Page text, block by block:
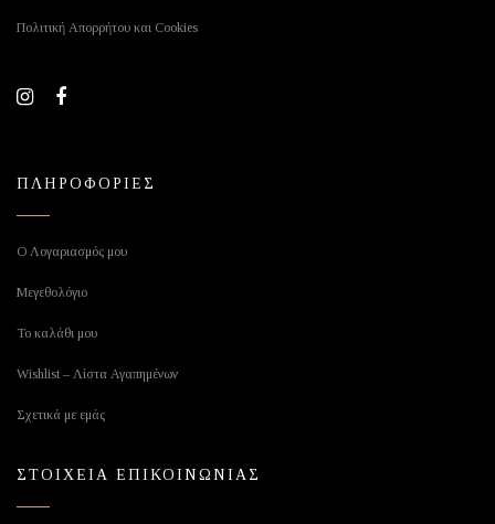
Πολιτική Απορρήτου και Cookies
ΠΛΗΡΟΦΟΡΙΕΣ
Ο Λογαριασμός μου
Μεγεθολόγιο
Το καλάθι μου
Wishlist – Λίστα Αγαπημένων
Σχετικά με εμάς
ΣΤΟΙΧΕΙΑ ΕΠΙΚΟΙΝΩΝΙΑΣ